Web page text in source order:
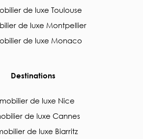
de luxe Toulouse
de luxe Montpellier
de luxe Monaco
Destinations
de luxe Nice
de luxe Cannes
de luxe Biarritz